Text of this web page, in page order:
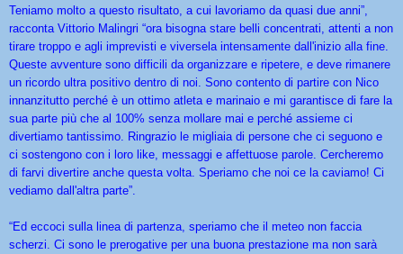
Teniamo molto a questo risultato, a cui lavoriamo da quasi due anni”,
racconta Vittorio Malingri “ora bisogna stare belli concentrati, attenti a non
tirare troppo e agli imprevisti e viversela intensamente dall'inizio alla fine.
Queste avventure sono difficili da organizzare e ripetere, e deve rimanere
un ricordo ultra positivo dentro di noi. Sono contento di partire con Nico
innanzitutto perché è un ottimo atleta e marinaio e mi garantisce di fare la
sua parte più che al 100% senza mollare mai e perché assieme ci
divertiamo tantissimo. Ringrazio le migliaia di persone che ci seguono e
ci sostengono con i loro like, messaggi e affettuose parole. Cercheremo
di farvi divertire anche questa volta. Speriamo che noi ce la caviamo! Ci
vediamo dall'altra parte”.
“Ed eccoci sulla linea di partenza, speriamo che il meteo non faccia
scherzi. Ci sono le prerogative per una buona prestazione ma non sarà